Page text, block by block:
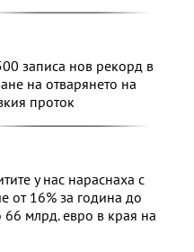
записа нов рекорд в
на отварянето на
проток
у нас нараснаха с
от 16% за година до
66 млрд. евро в края на